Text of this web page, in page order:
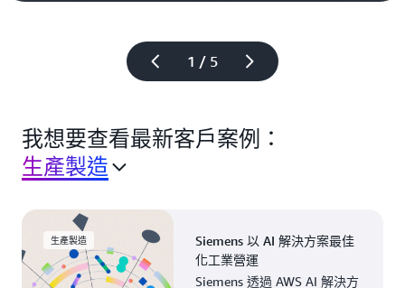
1 / 5
我想要查看最新客戶案例：
生產製造
生產製造
Siemens 以 AI 解決方案最佳
化工業營運
Siemens 透過 AWS AI 解決方